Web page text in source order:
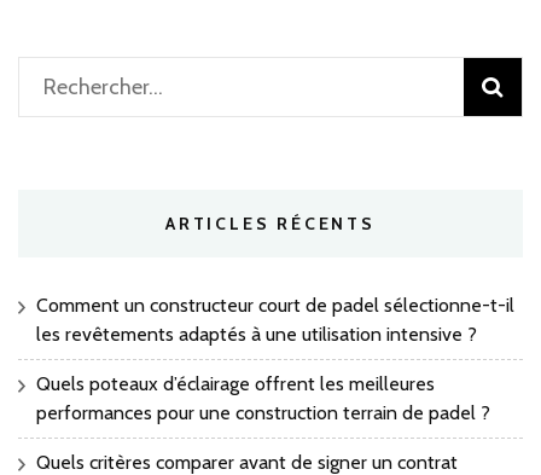
Rechercher :
ARTICLES RÉCENTS
Comment un constructeur court de padel sélectionne-t-il
les revêtements adaptés à une utilisation intensive ?
Quels poteaux d’éclairage offrent les meilleures
performances pour une construction terrain de padel ?
Quels critères comparer avant de signer un contrat